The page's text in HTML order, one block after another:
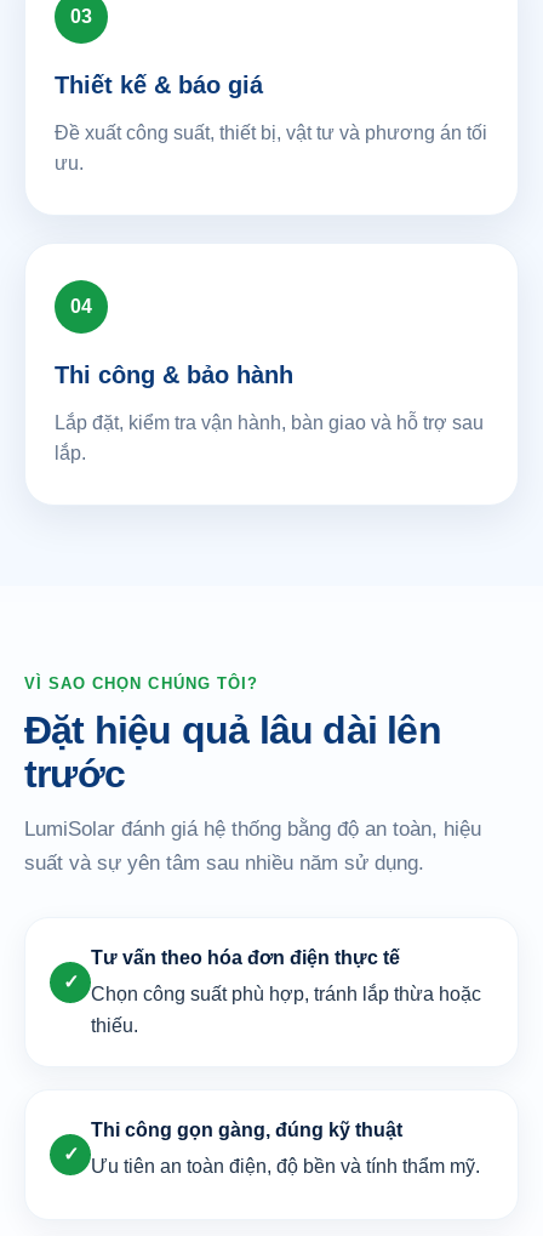
03
Thiết kế & báo giá
Đề xuất công suất, thiết bị, vật tư và phương án tối
ưu.
04
Thi công & bảo hành
Lắp đặt, kiểm tra vận hành, bàn giao và hỗ trợ sau
lắp.
VÌ SAO CHỌN CHÚNG TÔI?
Đặt hiệu quả lâu dài lên
trước
LumiSolar đánh giá hệ thống bằng độ an toàn, hiệu
suất và sự yên tâm sau nhiều năm sử dụng.
✓
Tư vấn theo hóa đơn điện thực tế
Chọn công suất phù hợp, tránh lắp thừa hoặc
thiếu.
✓
Thi công gọn gàng, đúng kỹ thuật
Ưu tiên an toàn điện, độ bền và tính thẩm mỹ.